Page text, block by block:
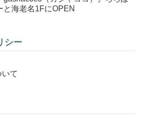
と海老名1FにOPEN
シー
いて